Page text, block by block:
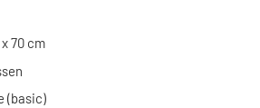
70 cm
(basic)